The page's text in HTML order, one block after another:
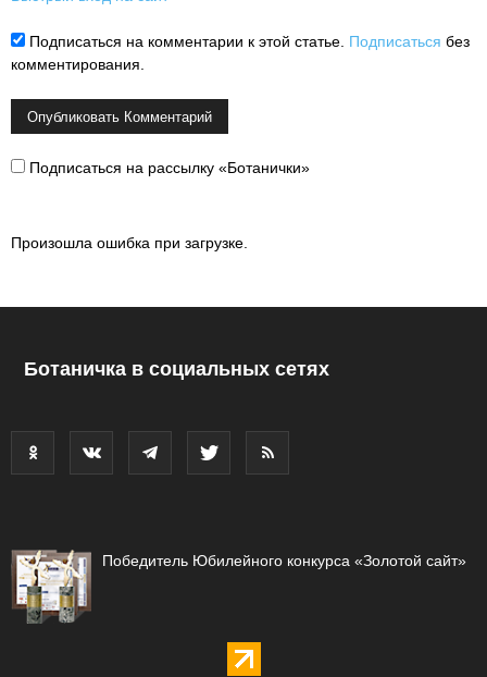
Подписаться на комментарии к этой статье. Подписаться без
комментирования.
Подписаться на рассылку «Ботанички»
Произошла ошибка при загрузке.
Ботаничка в социальных сетях
Победитель Юбилейного конкурса «Золотой сайт»